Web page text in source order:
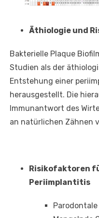
Äthiologie und
Bakterielle Plaque
Studien als der
Entstehung einer
herausgestellt. Die
Immunantwort des
an natürlichen Zähnen
Risikofaktoren
Periimplantitis